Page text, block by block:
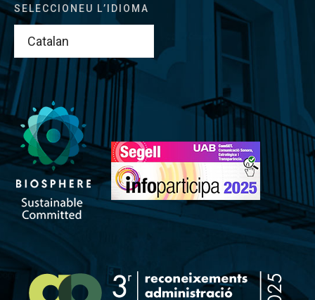
SELECCIONEU L’IDIOMA